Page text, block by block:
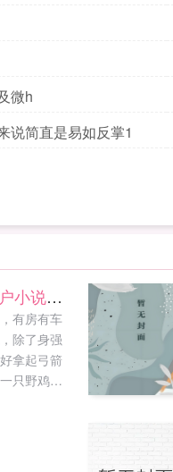
微h
说简直是易如反掌1
周渡沈溪我在古代当猎户小说免费在线阅读
有房有车
除了身强
拿起弓箭
只野鸡，
了，诱惑